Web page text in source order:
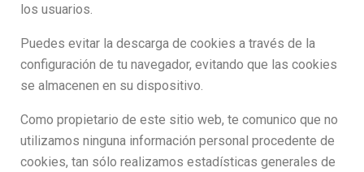
los usuarios.
Puedes evitar la descarga de cookies a través de la
configuración de tu navegador, evitando que las cookies
se almacenen en su dispositivo.
Como propietario de este sitio web, te comunico que no
utilizamos ninguna información personal procedente de
cookies, tan sólo realizamos estadísticas generales de